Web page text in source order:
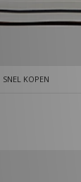
SNEL KOPEN